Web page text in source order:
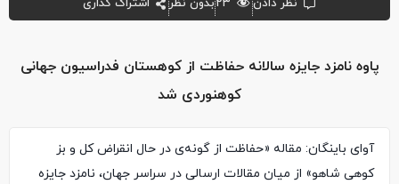
پاوه نامزد جایزه سالانه حفاظت از کوهستان فدراسیون جهانی
کوهنوردی شد
آوای باینگان: مقاله «حفاظت از گونه‌ی در حال انقراض کل و بز
کوهی شاهو» از میان مقالات ارسالی در سراسر جهان، نامزد جایزه
نظر دادن ۲۳بدون نظر اشتراک گذاری